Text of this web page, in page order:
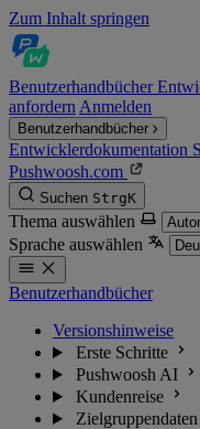
Zum Inhalt springen
Benutzerhandbücher
anfordern Anmelden
Benutzerhandbücher
Entwicklerdokumentation
Pushwoosh.com
Suchen StrgK
Thema auswählen
Sprache auswählen
Benutzerhandbücher
Versionshinweise
Erste Schritte
Pushwoosh AI
Kundenreise